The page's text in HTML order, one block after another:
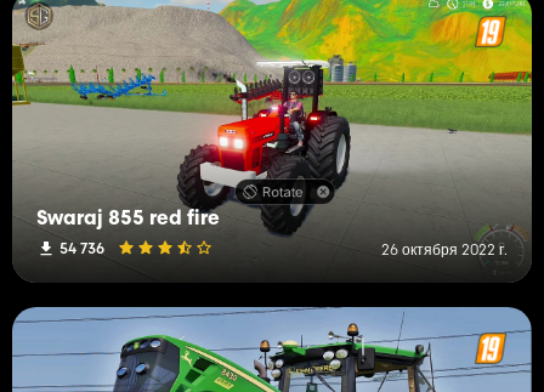
Swaraj 855 red fire
54 736 26 октября 2022 г.